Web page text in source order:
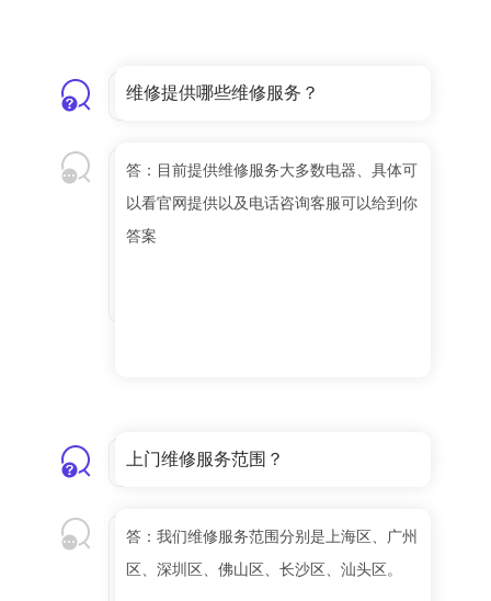
维修提供哪些维修服务？
答：目前提供维修服务大多数电器、具体可
以看官网提供以及电话咨询客服可以给到你
答案
上门维修服务范围？
答：我们维修服务范围分别是上海区、广州
区、深圳区、佛山区、长沙区、汕头区。